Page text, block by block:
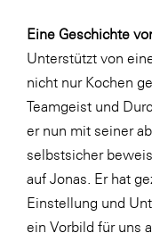
Trend Micro
TAG GmbH
VALETTA
Verband
WKS
Eine Geschichte
Unterstützt von
nicht nur Kochen
Teamgeist und
er nun mit seiner
selbstsicher
auf Jonas. Er hat
Einstellung und
ein Vorbild für uns